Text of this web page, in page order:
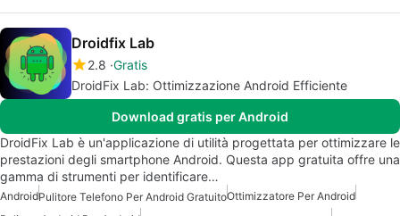
Droidfix Lab
2.8 Gratis
DroidFix Lab: Ottimizzazione Android Efficiente
Download gratis per Android
DroidFix Lab è un'applicazione di utilità progettata per ottimizzare le
prestazioni degli smartphone Android. Questa app gratuita offre una
gamma di strumenti per identificare…
AndroidPulitore Telefono Per Android GratuitoOttimizzatore Per Android